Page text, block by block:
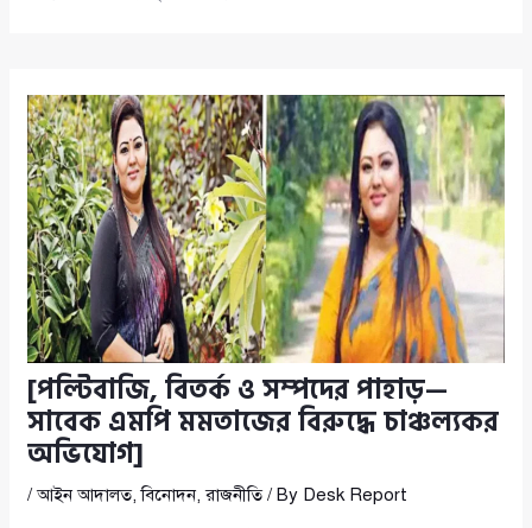
[পল্টিবাজি, বিতর্ক ও সম্পদের পাহাড়—
সাবেক এমপি মমতাজের বিরুদ্ধে চাঞ্চল্যকর
অভিযোগ]
/আইন আদালত,বিনোদন,রাজনীতি/ By Desk Report